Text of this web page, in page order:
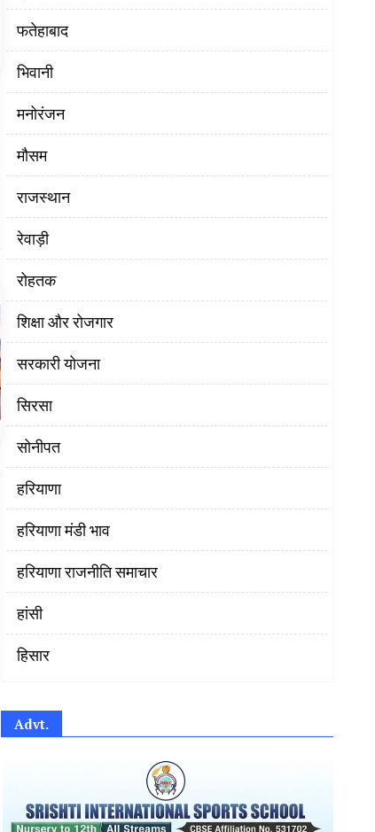
फतेहाबाद
भिवानी
मनोरंजन
मौसम
राजस्थान
रेवाड़ी
रोहतक
शिक्षा और रोजगार
सरकारी योजना
सिरसा
सोनीपत
हरियाणा
हरियाणा मंडी भाव
हरियाणा राजनीति समाचार
हांसी
हिसार
Advt.